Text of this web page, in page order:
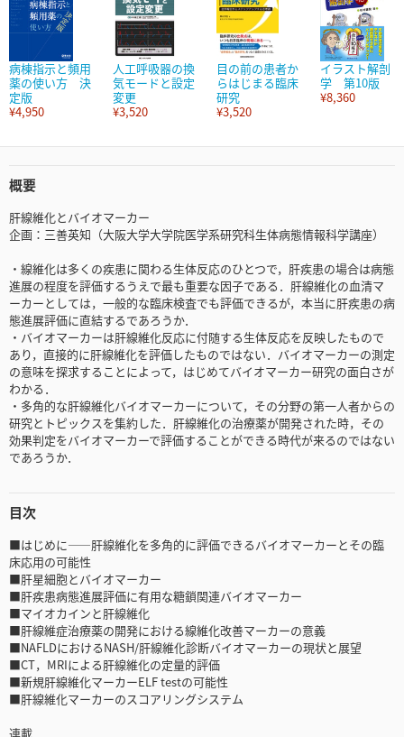
病棟指示と頻用
薬の使い方 決
定版
¥4,950
人工呼吸器の換
気モードと設定
変更
¥3,520
目の前の患者か
らはじまる臨床
研究
¥3,520
イラスト解剖
学 第10版
¥8,360
概要
肝線維化とバイオマーカー
企画：三善英知（大阪大学大学院医学系研究科生体病態情報科学講座）
・線維化は多くの疾患に関わる生体反応のひとつで，肝疾患の場合は病態
進展の程度を評価するうえで最も重要な因子である．肝線維化の血清マ
ーカーとしては，一般的な臨床検査でも評価できるが，本当に肝疾患の病
態進展評価に直結するであろうか．
・バイオマーカーは肝線維化反応に付随する生体反応を反映したもので
あり，直接的に肝線維化を評価したものではない．バイオマーカーの測定
の意味を探求することによって，はじめてバイオマーカー研究の面白さが
わかる．
・多角的な肝線維化バイオマーカーについて，その分野の第一人者からの
研究とトピックスを集約した．肝線維化の治療薬が開発された時，その
効果判定をバイオマーカーで評価することができる時代が来るのではない
であろうか．
目次
■はじめに――肝線維化を多角的に評価できるバイオマーカーとその臨
床応用の可能性
■肝星細胞とバイオマーカー
■肝疾患病態進展評価に有用な糖鎖関連バイオマーカー
■マイオカインと肝線維化
■肝線維症治療薬の開発における線維化改善マーカーの意義
■NAFLDにおけるNASH/肝線維化診断バイオマーカーの現状と展望
■CT，MRIによる肝線維化の定量的評価
■新規肝線維化マーカーELF testの可能性
■肝線維化マーカーのスコアリングシステム
連載